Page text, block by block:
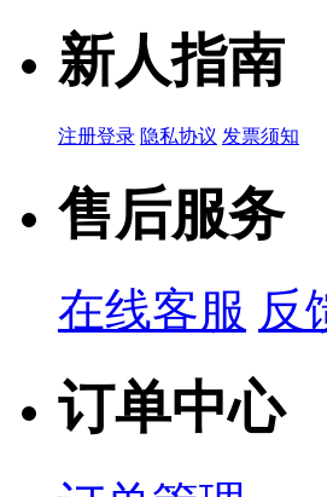
新人指南
注册登录 隐私协议 发票须知
售后服务
在线客服 反
订单中心